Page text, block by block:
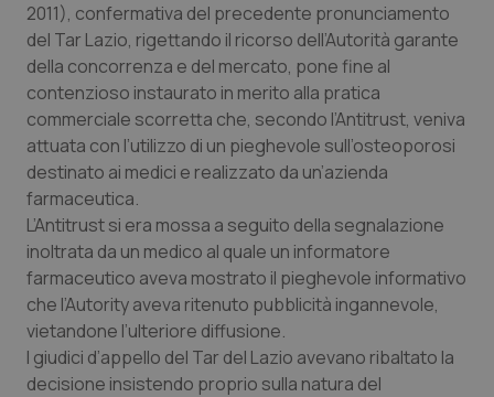
Basilicata
Calabria
Campania
Emilia-Romagna
Friuli Venezia Giulia
Lazio
Liguria
Artrite & artrosi
Asma & BPCO
Car-T
Colesterolo & coronaropatie
Dermatite Atopica
Diabete & glucometri
Disturbi dell’umore
QS Club Newsletter
2011), confermativa del precedente pronunciamento
del Tar Lazio, rigettando il ricorso dell’Autorità garante
della concorrenza e del mercato, pone fine al
contenzioso instaurato in merito alla pratica
commerciale scorretta che, secondo l’Antitrust, veniva
attuata con l’utilizzo di un pieghevole sull’osteoporosi
destinato ai medici e realizzato da un’azienda
farmaceutica.
L’Antitrust si era mossa a seguito della segnalazione
inoltrata da un medico al quale un informatore
farmaceutico aveva mostrato il pieghevole informativo
che l’Autority aveva ritenuto pubblicità ingannevole,
vietandone l’ulteriore diffusione.
I giudici d’appello del Tar del Lazio avevano ribaltato la
decisione insistendo proprio sulla natura del